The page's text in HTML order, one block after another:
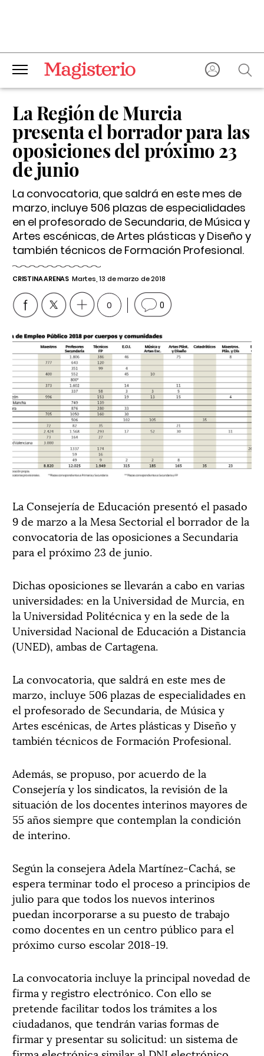
La Región de Murcia
presenta el borrador para las
oposiciones del próximo 23
de junio
La convocatoria, que saldrá en este mes de
marzo, incluye 506 plazas de especialidades
en el profesorado de Secundaria, de Música y
Artes escénicas, de Artes plásticas y Diseño y
también técnicos de Formación Profesional.
CRISTINA ARENAS Martes, 13 de marzo de 2018
0 0
La Consejería de Educación presentó el pasado
9 de marzo a la Mesa Sectorial el borrador de la
convocatoria de las oposiciones a Secundaria
para el próximo 23 de junio.
Dichas oposiciones se llevarán a cabo en varias
universidades: en la Universidad de Murcia, en
la Universidad Politécnica y en la sede de la
Universidad Nacional de Educación a Distancia
(UNED), ambas de Cartagena.
La convocatoria, que saldrá en este mes de
marzo, incluye 506 plazas de especialidades en
el profesorado de Secundaria, de Música y
Artes escénicas, de Artes plásticas y Diseño y
también técnicos de Formación Profesional.
Además, se propuso, por acuerdo de la
Consejería y los sindicatos, la revisión de la
situación de los docentes interinos mayores de
55 años siempre que contemplan la condición
de interino.
Según la consejera Adela Martínez-Cachá, se
espera terminar todo el proceso a principios de
julio para que todos los nuevos interinos
puedan incorporarse a su puesto de trabajo
como docentes en un centro público para el
próximo curso escolar 2018-19.
La convocatoria incluye la principal novedad de
firma y registro electrónico. Con ello se
pretende facilitar todos los trámites a los
ciudadanos, que tendrán varias formas de
firmar y presentar su solicitud: un sistema de